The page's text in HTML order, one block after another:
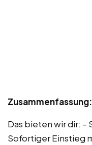
Zusammenfassung:
Das bieten wir dir: –
Sofortiger Einstieg